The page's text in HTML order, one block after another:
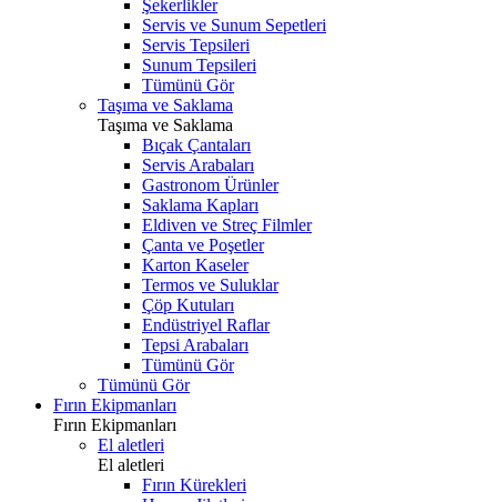
Şekerlikler
Servis ve Sunum Sepetleri
Servis Tepsileri
Sunum Tepsileri
Tümünü Gör
Taşıma ve Saklama
Taşıma ve Saklama
Bıçak Çantaları
Servis Arabaları
Gastronom Ürünler
Saklama Kapları
Eldiven ve Streç Filmler
Çanta ve Poşetler
Karton Kaseler
Termos ve Suluklar
Çöp Kutuları
Endüstriyel Raflar
Tepsi Arabaları
Tümünü Gör
Tümünü Gör
Fırın Ekipmanları
Fırın Ekipmanları
El aletleri
El aletleri
Fırın Kürekleri